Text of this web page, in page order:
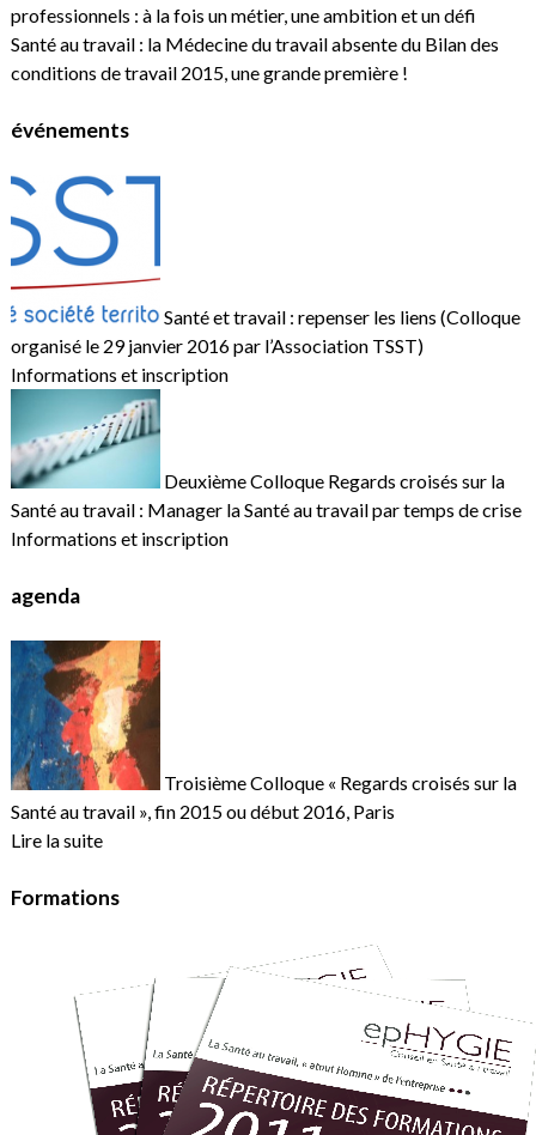
professionnels : à la fois un métier, une ambition et un défi
Santé au travail : la Médecine du travail absente du Bilan des
conditions de travail 2015, une grande première !
événements
Santé et travail : repenser les liens (Colloque
organisé le 29 janvier 2016 par l’Association TSST)
Informations et inscription
Deuxième Colloque Regards croisés sur la
Santé au travail : Manager la Santé au travail par temps de crise
Informations et inscription
agenda
Troisième Colloque « Regards croisés sur la
Santé au travail », fin 2015 ou début 2016, Paris
Lire la suite
Formations